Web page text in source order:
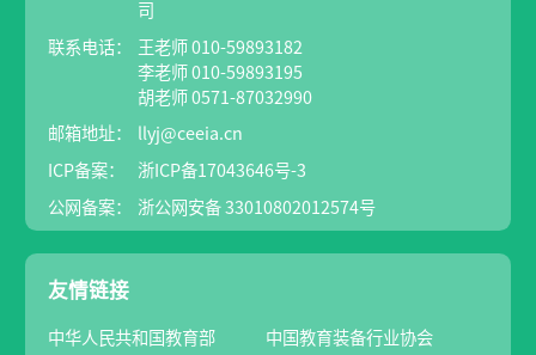
司
联系电话：
王老师 010-59893182
李老师 010-59893195
胡老师 0571-87032990
邮箱地址： llyj@ceeia.cn
ICP备案： 浙ICP备17043646号-3
公网备案： 浙公网安备 33010802012574号
友情链接
中华人民共和国教育部 中国教育装备行业协会